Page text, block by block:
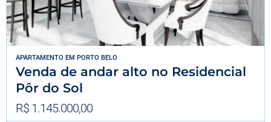
APARTAMENTO EM PORTO BELO
Venda de andar alto no Residencial
Pôr do Sol
R$ 1.145.000,00